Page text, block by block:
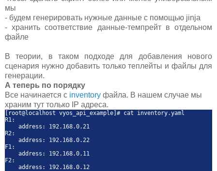
мы
- будем генерировать нужные данные с помощью jinja
- хранить соответствие данные-темпрейт в отдельном
файле
В теории, в таком подходе для добавления нового
сценария нужно добавить только теплейты и файлы для
генерации.
А теперь по порядку
Все начинается с inventory файла. В нашем случае мы
храним тут только IP адреса.
[root@localhost vyos_api_example]# cat inventory.yaml
R1:
address: 192.168.0.21
R2:
address: 192.168.0.22
F1:
address: 192.168.0.11
F2:
address: 192.168.0.12